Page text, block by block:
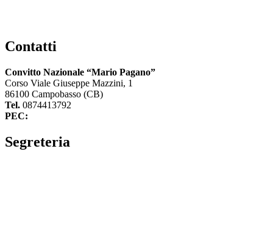
Contatti
Convitto Nazionale “Mario Pagano”
Corso Viale Giuseppe Mazzini, 1
86100 Campobasso (CB)
Tel. 0874413792
PEC:
Segreteria